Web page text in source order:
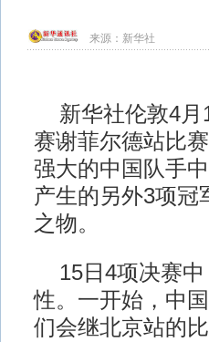
来源： 新华社
新华社伦敦4月
赛谢菲尔德站比
强大的中国队手
产生的另外3项冠
之物。
15日4项决赛中
性。一开始，中
们会继北京站的